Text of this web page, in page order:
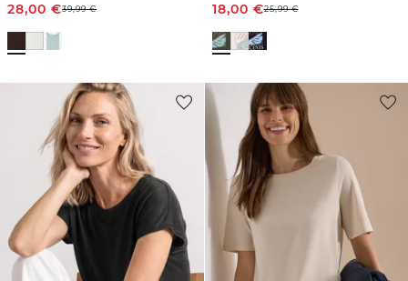
28,00 €39,99€
18,00 €25,99€